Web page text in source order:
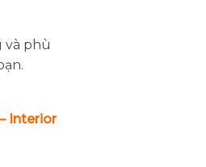
và phù
Interior